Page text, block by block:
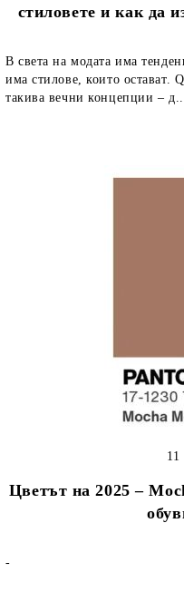
стиловете и как да
В света на модата има
има стилове, които
такива вечни концепции –
Цветът на 2025 –
11
-